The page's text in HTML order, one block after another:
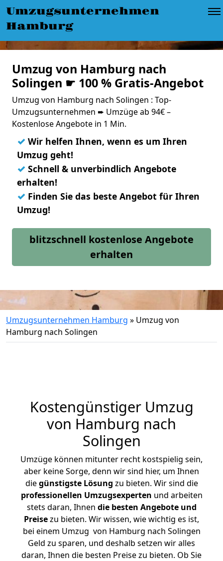
Umzugsunternehmen
Hamburg
Umzug von Hamburg nach
Solingen ☛ 100 % Gratis-Angebot
Umzug von Hamburg nach Solingen : Top-
Umzugsunternehmen ➨ Umzüge ab 94€ –
Kostenlose Angebote in 1 Min.
✓ Wir helfen Ihnen, wenn es um Ihren
Umzug geht!
✓ Schnell & unverbindlich Angebote
erhalten!
✓ Finden Sie das beste Angebot für Ihren
Umzug!
blitzschnell kostenlose Angebote
erhalten
Umzugsunternehmen Hamburg » Umzug von
Hamburg nach Solingen
Kostengünstiger Umzug
von Hamburg nach
Solingen
Umzüge können mitunter recht kostspielig sein,
aber keine Sorge, denn wir sind hier, um Ihnen
diegünstigste Lösung zu bieten. Wir sind die
professionellen Umzugsexperten und arbeiten
stets daran, Ihnen die besten Angebote und
Preisezu bieten. Wir wissen, wie wichtig es ist,
bei einem Umzug von Hamburg nach Solingen
Geld zu sparen, und deshalb setzen wir alles
daran, Ihnen die besten Preise zu bieten. Ob Sie